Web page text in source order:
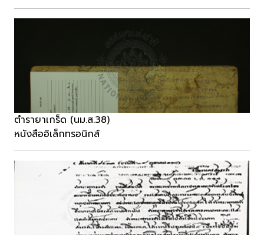
ตำรายาเกร็ด (นม.ส.38)
หนังสืออิเล็กทรอนิกส์